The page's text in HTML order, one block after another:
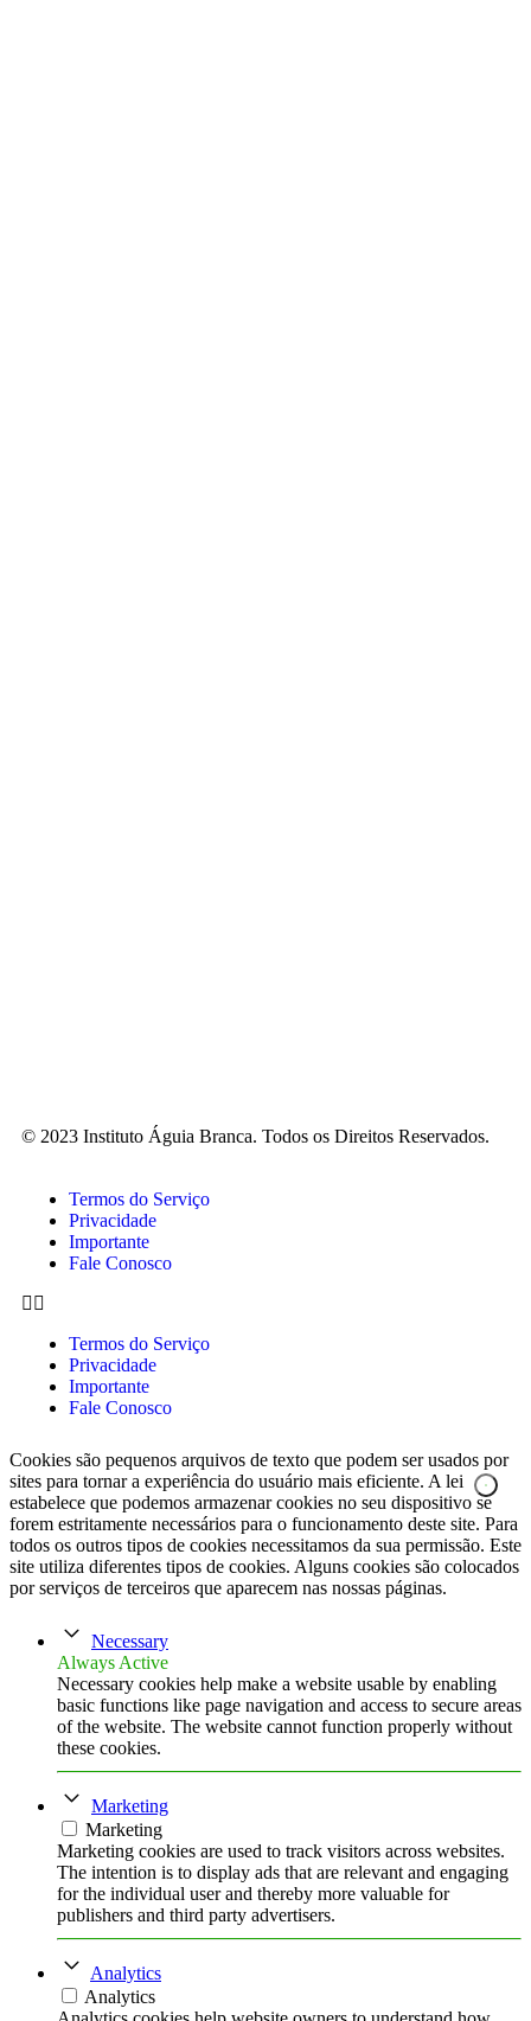
© 2023 Instituto Águia Branca. Todos os Direitos Reservados.
Termos do Serviço
Privacidade
Importante
Fale Conosco
Termos do Serviço
Privacidade
Importante
Fale Conosco
Cookies são pequenos arquivos de texto que podem ser usados por
sites para tornar a experiência do usuário mais eficiente. A lei
estabelece que podemos armazenar cookies no seu dispositivo se
forem estritamente necessários para o funcionamento deste site. Para
todos os outros tipos de cookies necessitamos da sua permissão. Este
site utiliza diferentes tipos de cookies. Alguns cookies são colocados
por serviços de terceiros que aparecem nas nossas páginas.
Necessary
Always Active
Necessary cookies help make a website usable by enabling
basic functions like page navigation and access to secure areas
of the website. The website cannot function properly without
these cookies.
Marketing
Marketing
Marketing cookies are used to track visitors across websites.
The intention is to display ads that are relevant and engaging
for the individual user and thereby more valuable for
publishers and third party advertisers.
Analytics
Analytics